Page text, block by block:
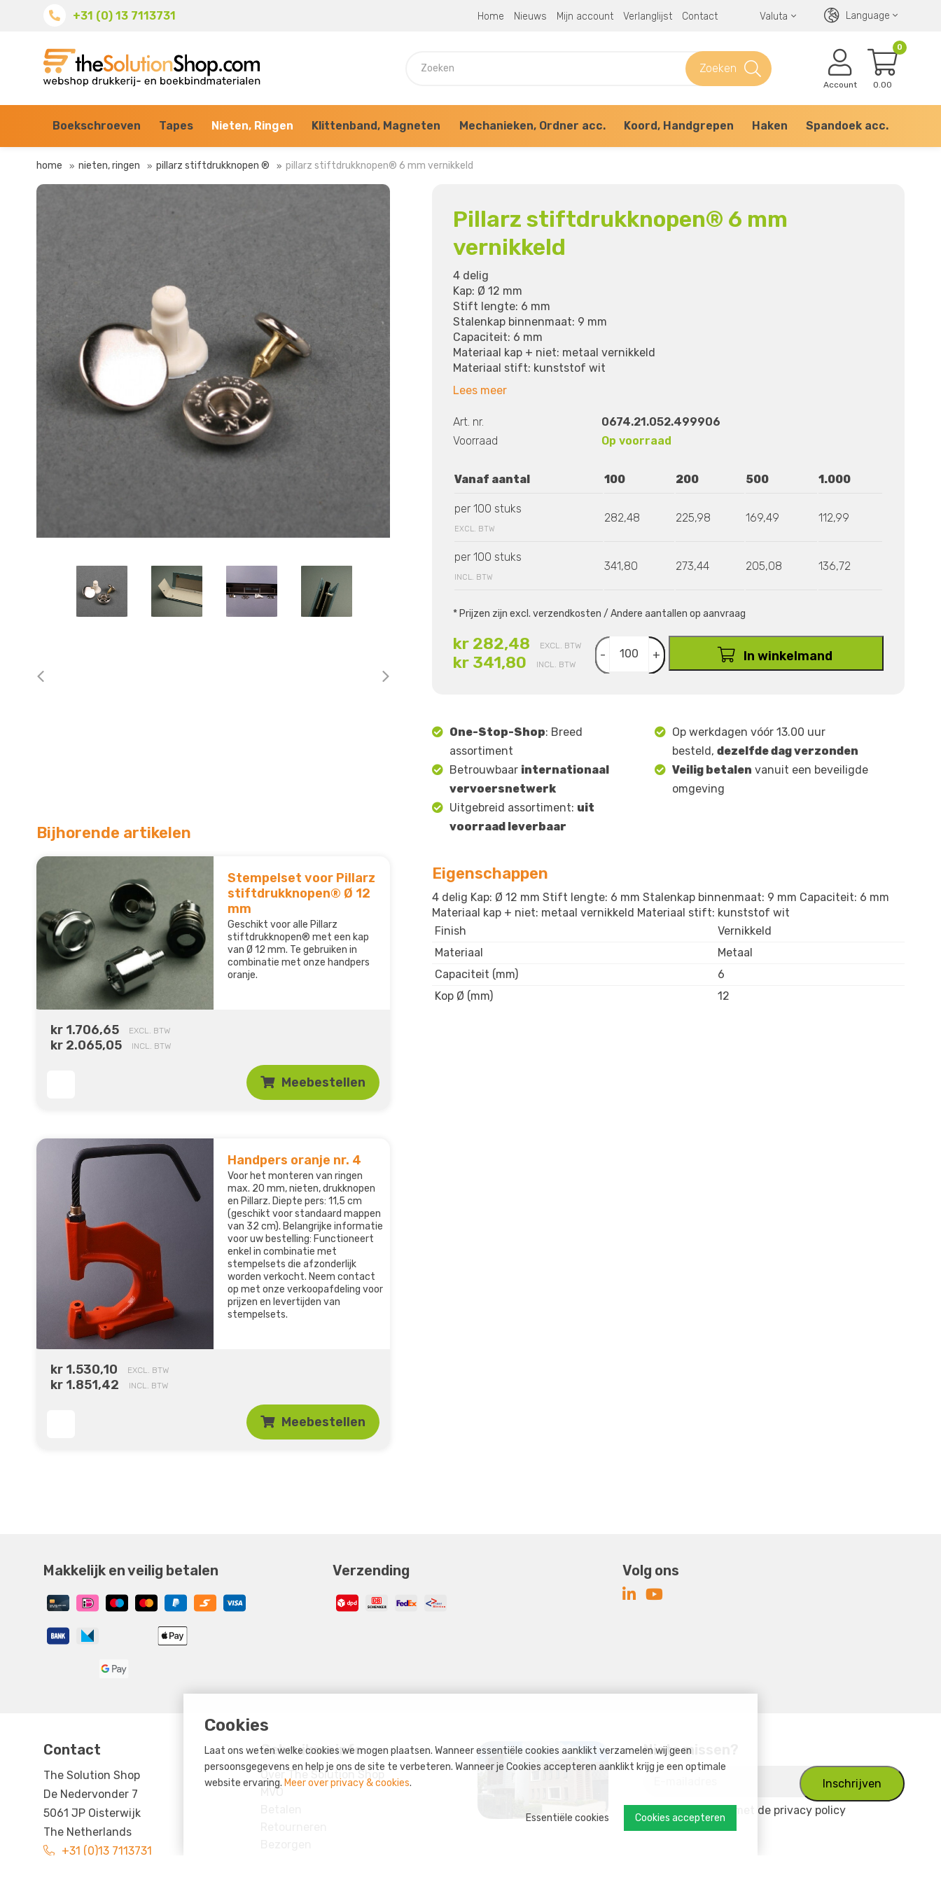
Cookies
Laat ons weten welke cookies we mogen plaatsen. Wanneer essentiële cookies aanklikt verzamelen wij geen
persoonsgegevens en help je ons de site te verbeteren. Wanneer je Cookies accepteren aanklikt krijg je een optimale
website ervaring. Meer over privacy & cookies.
Cookies accepteren
Essentiële cookies
+31 (0) 13 7113731 Language
Valuta
Home Nieuws Mijn account Verlanglijst Contact
Zoeken
0
0.00
Account
Boekschroeven Tapes Nieten, Ringen Klittenband, Magneten Mechanieken, Ordner acc. Koord, Handgrepen Haken Spandoek acc.
home nieten, ringen pillarz stiftdrukknopen ® pillarz stiftdrukknopen® 6 mm vernikkeld
Bijhorende artikelen
Stempelset voor Pillarz
stiftdrukknopen® Ø 12
mm
Geschikt voor alle Pillarz
stiftdrukknopen® met een kap
van Ø 12 mm. Te gebruiken in
combinatie met onze handpers
oranje.
kr 1.706,65 EXCL. BTW
kr 2.065,05 INCL. BTW
Meebestellen
Handpers oranje nr. 4
Voor het monteren van ringen
max. 20 mm, nieten, drukknopen
en Pillarz. Diepte pers: 11,5 cm
(geschikt voor standaard mappen
van 32 cm). Belangrijke informatie
voor uw bestelling: Functioneert
enkel in combinatie met
stempelsets die afzonderlijk
worden verkocht. Neem contact
op met onze verkoopafdeling voor
prijzen en levertijden van
stempelsets.
kr 1.530,10 EXCL. BTW
kr 1.851,42 INCL. BTW
Meebestellen
Pillarz stiftdrukknopen® 6 mm
vernikkeld
4 delig
Kap: Ø 12 mm
Stift lengte: 6 mm
Stalenkap binnenmaat: 9 mm
Capaciteit: 6 mm
Materiaal kap + niet: metaal vernikkeld
Materiaal stift: kunststof wit
Lees meer
Art. nr.
0674.21.052.499906
Voorraad
Op voorraad
Vanaf aantal 100 200 500 1.000
per 100 stuks
EXCL. BTW
282,48 225,98 169,49 112,99
per 100 stuks
INCL. BTW
341,80 273,44 205,08 136,72
* Prijzen zijn excl. verzendkosten / Andere aantallen op aanvraag
kr 282,48 EXCL. BTW
kr 341,80 INCL. BTW
- + In winkelmand
One-Stop-Shop: Breed
assortiment
Op werkdagen vóór 13.00 uur
besteld, dezelfde dag verzonden
Betrouwbaar internationaal
vervoersnetwerk
Veilig betalen vanuit een beveiligde
omgeving
Uitgebreid assortiment: uit
voorraad leverbaar
Eigenschappen
4 delig Kap: Ø 12 mm Stift lengte: 6 mm Stalenkap binnenmaat: 9 mm Capaciteit: 6 mm
Materiaal kap + niet: metaal vernikkeld Materiaal stift: kunststof wit
Finish
Vernikkeld
Materiaal
Metaal
Capaciteit (mm)
6
Kop Ø (mm)
12
Makkelijk en veilig betalen Verzending Volg ons
Contact
The Solution Shop
De Nedervonder 7
5061 JP Oisterwijk
The Netherlands
+31 (0)13 7113731
Gebruikersinfo
Over The Solution Shop
MVO
Niets missen?
Ik ga akkoord met de privacy policy